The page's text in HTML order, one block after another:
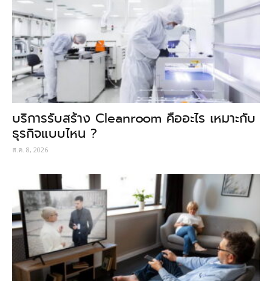
บริการรับสร้าง Cleanroom คืออะไร เหมาะกับ
ธุรกิจแบบไหน ?
ส.ค. 8, 2026